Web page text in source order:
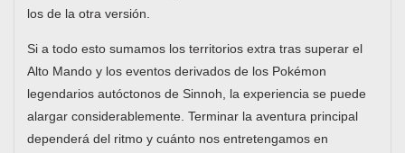
los de la otra versión.
Si a todo esto sumamos los territorios extra tras superar el
Alto Mando y los eventos derivados de los Pokémon
legendarios autóctonos de Sinnoh, la experiencia se puede
alargar considerablemente. Terminar la aventura principal
dependerá del ritmo y cuánto nos entretengamos en